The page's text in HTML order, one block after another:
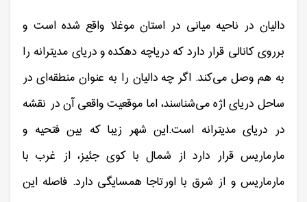
دالیان در ناحیه میانی در استان موغلا واقع شده است و
برروی کانالی قرار دارد که دریاچه دهکده و دریای مدیترانه را
به هم وصل می‌کند. اگر چه دالیان را به عنوان منطقه‌ای در
ساحل دریای اژه می‌شناسند، اما موقعیت واقعی آن در نقشه
در دریای مدیترانه است.این شهر زیبا که بین فتحیه و
مارماریس قرار دارد از شمال با کوی جئیز، از غرب با
مارماریس و از شرق با اورتاجا همسایگی دارد. فاصله این